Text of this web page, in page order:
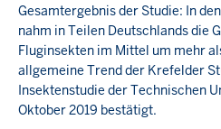
Gesamtergebnis der Studie: In
nahm in Teilen Deutschlands die
Fluginsekten im Mittel um mehr
allgemeine Trend der Krefelder
Insektenstudie der Technischen
Oktober 2019 bestätigt.